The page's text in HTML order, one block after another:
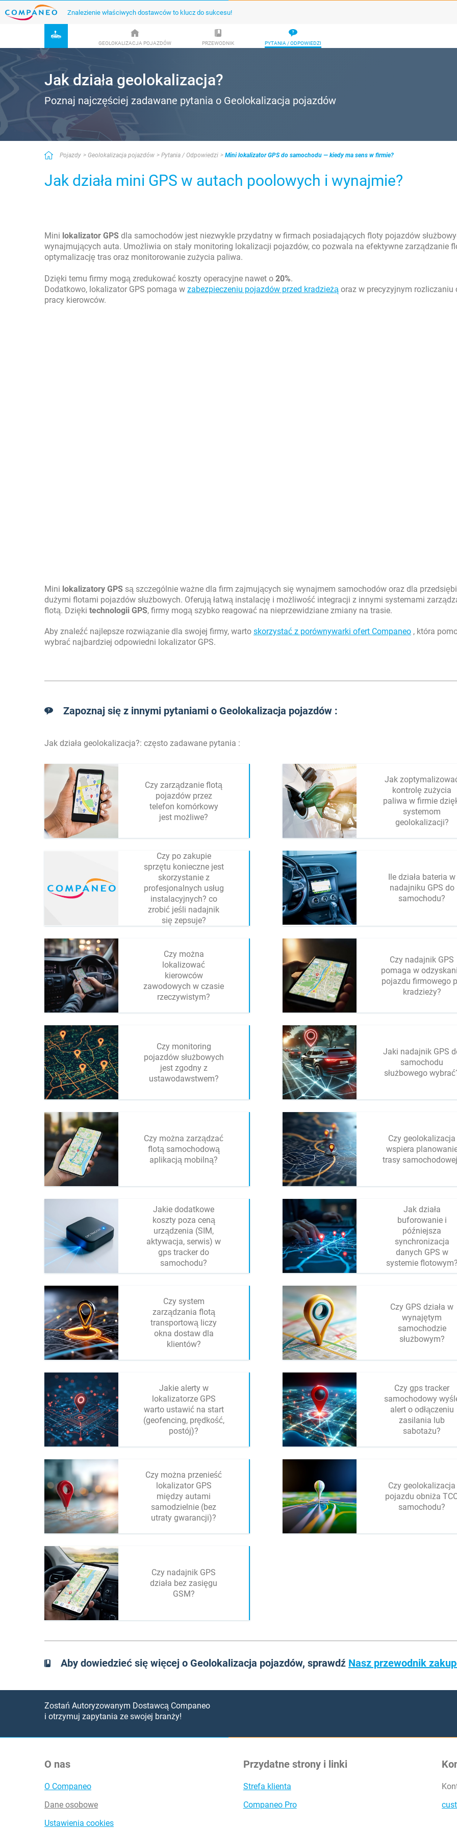
Znalezienie właściwych dostawców to klucz do sukcesu!
GEOLOKALIZACJA POJAZDÓW PRZEWODNIK PYTANIA / ODPOWIEDZI
Jak działa geolokalizacja?
Poznaj najczęściej zadawane pytania o Geolokalizacja pojazdów
Pojazdy Geolokalizacja pojazdów Pytania / Odpowiedzi Mini lokalizator GPS do samochodu — kiedy ma sens w firmie?
Jak działa mini GPS w autach poolowych i wynajmie?
Mini lokalizator GPS dla samochodów jest niezwykle przydatny w firmach posiadających floty pojazdów
wynajmujących auta. Umożliwia on stały monitoring lokalizacji pojazdów, co pozwala na efektywne zarządzanie
optymalizację tras oraz monitorowanie zużycia paliwa.
Dzięki temu firmy mogą zredukować koszty operacyjne nawet o 20%.
Dodatkowo, lokalizator GPS pomaga w zabezpieczeniu pojazdów przed kradzieżą oraz w precyzyjnym rozliczaniu
pracy kierowców.
Mini lokalizatory GPS są szczególnie ważne dla firm zajmujących się wynajmem samochodów oraz dla
dużymi flotami pojazdów służbowych. Oferują łatwą instalację i możliwość integracji z innymi systemami
flotą. Dzięki technologii GPS, firmy mogą szybko reagować na nieprzewidziane zmiany na trasie.
Aby znaleźć najlepsze rozwiązanie dla swojej firmy, warto skorzystać z porównywarki ofert Companeo , która
wybrać najbardziej odpowiedni lokalizator GPS.
Zapoznaj się z innymi pytaniami o Geolokalizacja pojazdów :
Jak działa geolokalizacja?: często zadawane pytania :
Czy zarządzanie flotą
pojazdów przez
telefon komórkowy
jest możliwe?
Jak
kontrolę zużycia
paliwa w firmie
systemom
geolokalizacji?
Czy po zakupie
sprzętu konieczne jest
skorzystanie z
profesjonalnych usług
instalacyjnych? co
zrobić jeśli nadajnik
się zepsuje?
Ile działa bateria w
nadajniku GPS do
samochodu?
Czy można
lokalizować
kierowców
zawodowych w czasie
rzeczywistym?
Czy nadajnik GPS
pomaga w
pojazdu firmowego
kradzieży?
Czy monitoring
pojazdów służbowych
jest zgodny z
ustawodawstwem?
Jaki nadajnik GPS
samochodu
służbowego
Czy można zarządzać
flotą samochodową
aplikacją mobilną?
Czy geolokalizacja
wspiera
trasy
Jakie dodatkowe
koszty poza ceną
urządzenia (SIM,
aktywacja, serwis) w
gps tracker do
samochodu?
Jak działa
buforowanie i
późniejsza
synchronizacja
danych GPS w
systemie
Czy system
zarządzania flotą
transportową liczy
okna dostaw dla
klientów?
Czy GPS działa w
wynajętym
samochodzie
służbowym?
Jakie alerty w
lokalizatorze GPS
warto ustawić na start
(geofencing, prędkość,
postój)?
Czy gps tracker
samochodowy
alert o odłączeniu
zasilania lub
sabotażu?
Czy można przenieść
lokalizator GPS
między autami
samodzielnie (bez
utraty gwarancji)?
Czy geolokalizacja
pojazdu obniża
samochodu?
Czy nadajnik GPS
działa bez zasięgu
GSM?
Aby dowiedzieć się więcej o Geolokalizacja pojazdów, sprawdź Nasz przewodnik
Zostań Autoryzowanym Dostawcą Companeo
i otrzymuj zapytania ze swojej branży!
O nas
O Companeo
Dane osobowe
Ustawienia cookies
Przydatne strony i linki
Strefa klienta
Companeo Pro